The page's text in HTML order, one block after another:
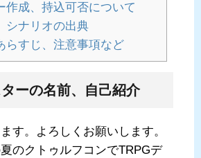
作成、持込可否について
シナリオの出典
らすじ、注意事項など
ーの名前、自己紹介
す。よろしくお願いします。
のクトゥルフコンでTRPGデ